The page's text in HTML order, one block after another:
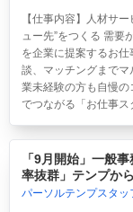
【仕事内容】人材サ
ュー先”をつくる 需要
を企業に提案するお
談、マッチングまで
業未経験の方も自慢
でつながる「お仕事ス
「9月開始」一般
率抜群」テンプか
パーソルテンプスタッ